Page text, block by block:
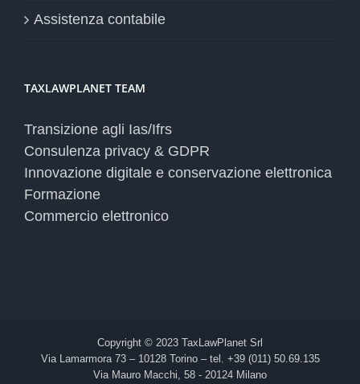
Assistenza contabile
TAXLAWPLANET TEAM
Transizione agli Ias/Ifrs
Consulenza privacy & GDPR
Innovazione digitale e conservazione elettronica
Formazione
Commercio elettronico
Copyright © 2023 TaxLawPlanet Srl
Via Lamarmora 73 – 10128 Torino – tel. +39 (011) 50.69.135
Via Mauro Macchi, 58 - 20124 Milano